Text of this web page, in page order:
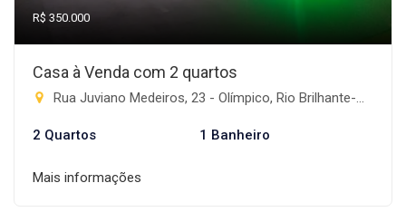
R$ 350.000
Casa à Venda com 2 quartos
Rua Juviano Medeiros, 23 - Olímpico, Rio Brilhante-MS
2 Quartos 1 Banheiro
Mais informações